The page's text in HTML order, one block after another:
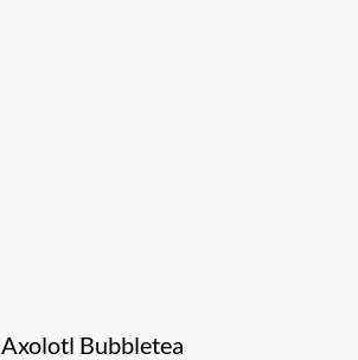
Axolotl Bubbletea